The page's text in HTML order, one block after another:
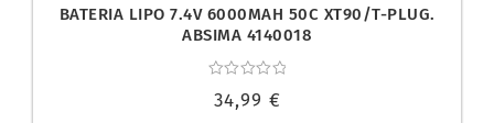
BATERIA LIPO 7.4V 6000MAH 50C XT90/T-PLUG.
ABSIMA 4140018
con
34,99 €